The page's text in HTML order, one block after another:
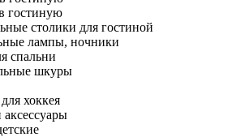
гостиную
столики для гостиной
лампы, ночники
спальни
шкуры
хоккея